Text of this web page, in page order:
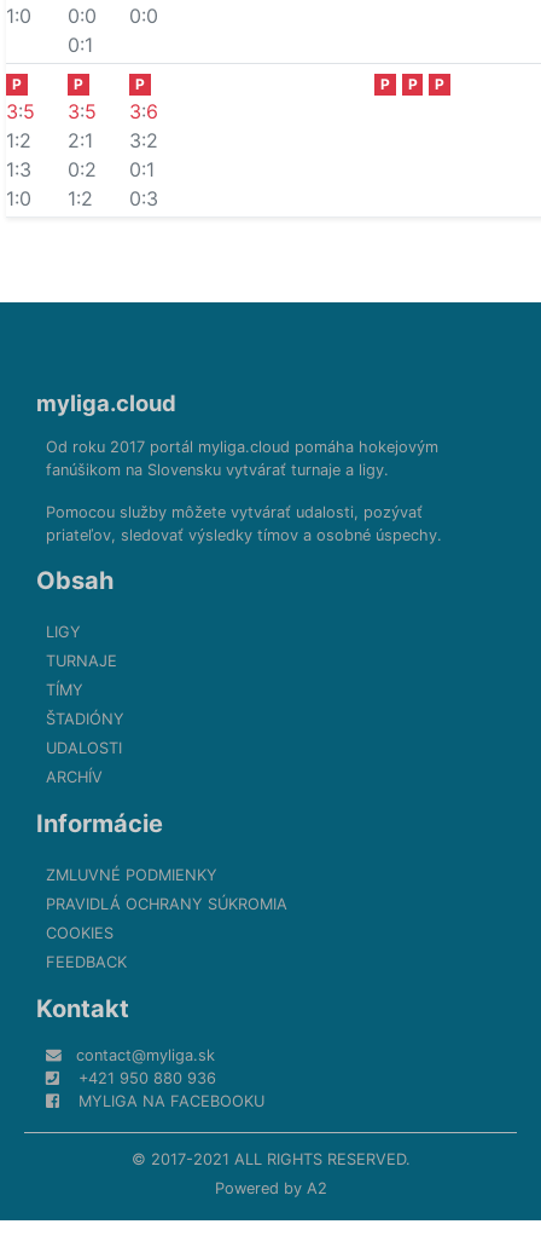
1:0
0:0
0:1
0:0
P
3:5
1:2
1:3
1:0
P
3:5
2:1
0:2
1:2
P
3:6
3:2
0:1
0:3
P P P
myliga.cloud
Od roku 2017 portál myliga.cloud pomáha hokejovým
fanúšikom na Slovensku vytvárať turnaje a ligy.
Pomocou služby môžete vytvárať udalosti, pozývať
priateľov, sledovať výsledky tímov a osobné úspechy.
Obsah
LIGY
TURNAJE
TÍMY
ŠTADIÓNY
UDALOSTI
ARCHÍV
Informácie
ZMLUVNÉ PODMIENKY
PRAVIDLÁ OCHRANY SÚKROMIA
COOKIES
FEEDBACK
Kontakt
contact@myliga.sk
+421 950 880 936
MYLIGA NA FACEBOOKU
© 2017-2021 ALL RIGHTS RESERVED.
Powered by A2